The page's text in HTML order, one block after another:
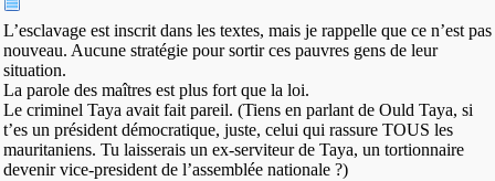
L’esclavage est inscrit dans les textes, mais je rappelle que ce n’est pas
nouveau. Aucune stratégie pour sortir ces pauvres gens de leur
situation.
La parole des maîtres est plus fort que la loi.
Le criminel Taya avait fait pareil. (Tiens en parlant de Ould Taya, si
t’es un président démocratique, juste, celui qui rassure TOUS les
mauritaniens. Tu laisserais un ex-serviteur de Taya, un tortionnaire
devenir vice-president de l’assemblée nationale ?)